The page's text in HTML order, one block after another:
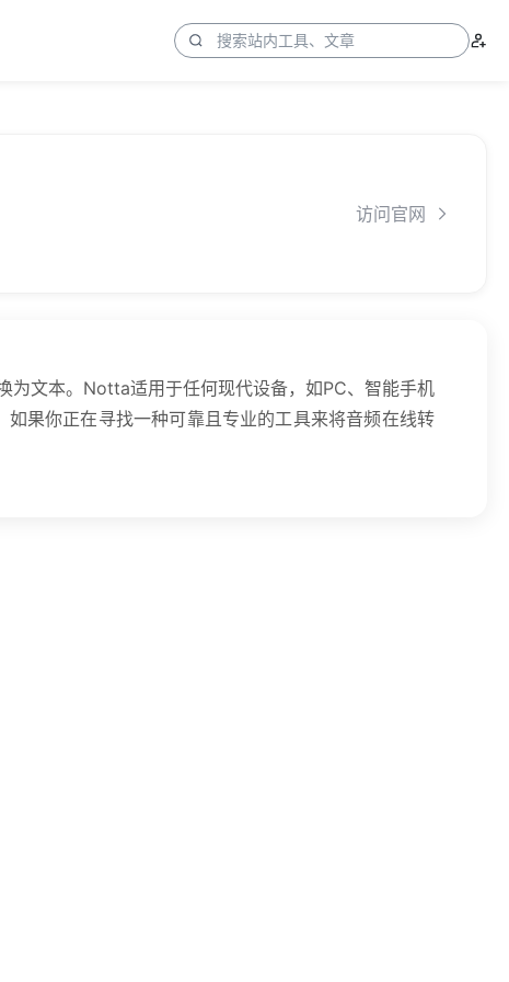
访问官网
为文本。Notta适用于任何现代设备，如PC、智能手机
果你正在寻找一种可靠且专业的工具来将音频在线转